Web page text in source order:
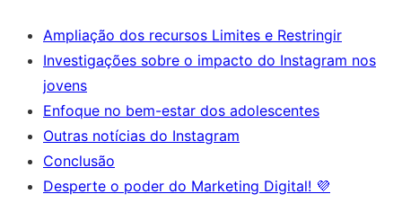
Ampliação dos recursos Limites e Restringir
Investigações sobre o impacto do Instagram nos
jovens
Enfoque no bem-estar dos adolescentes
Outras notícias do Instagram
Conclusão
Desperte o poder do Marketing Digital! 💜